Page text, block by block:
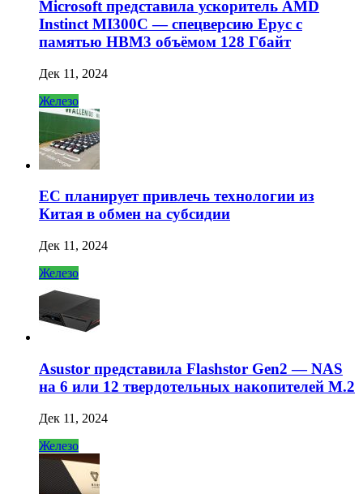
Microsoft представила ускоритель AMD
Instinct MI300C — спецверсию Epyc с
памятью HBM3 объёмом 128 Гбайт
Дек 11, 2024
Железо
ЕС планирует привлечь технологии из
Китая в обмен на субсидии
Дек 11, 2024
Железо
Asustor представила Flashstor Gen2 — NAS
на 6 или 12 твердотельных накопителей M.2
Дек 11, 2024
Железо